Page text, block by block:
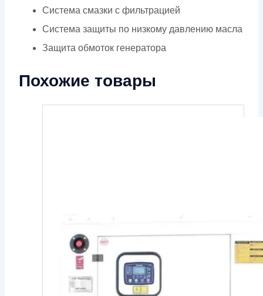
Система смазки с фильтрацией
Система защиты по низкому давлению масла
Защита обмоток генератора
Похожие товары